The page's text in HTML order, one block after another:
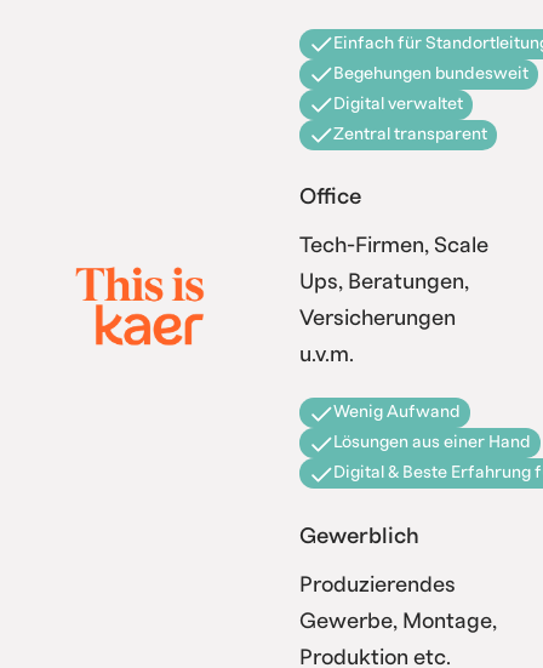
Einfach für
Begehungen bundesweit
Digital verwaltet
Zentral transparent
Office
Tech-Firmen, Scale
Ups, Beratungen,
Versicherungen
u.v.m.
Wenig Aufwand
Lösungen aus einer Hand
Digital & Beste Erfahrung
Gewerblich
Produzierendes
Gewerbe, Montage,
Produktion etc.